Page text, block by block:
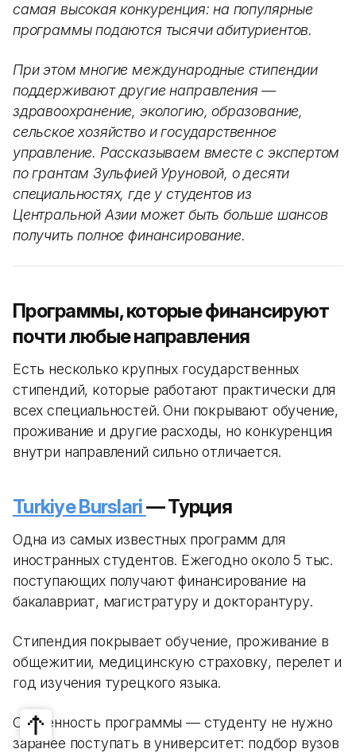
самая высокая конкуренция: на популярные
программы подаются тысячи абитуриентов.
При этом многие международные стипендии
поддерживают другие направления —
здравоохранение, экологию, образование,
сельское хозяйство и государственное
управление. Рассказываем вместе с экспертом
по грантам Зульфией Уруновой, о десяти
специальностях, где у студентов из
Центральной Азии может быть больше шансов
получить полное финансирование.
Программы, которые финансируют
почти любые направления
Есть несколько крупных государственных
стипендий, которые работают практически для
всех специальностей. Они покрывают обучение,
проживание и другие расходы, но конкуренция
внутри направлений сильно отличается.
Turkiye Burslari— Турция
Одна из самых известных программ для
иностранных студентов. Ежегодно около 5 тыс.
поступающих получают финансирование на
бакалавриат, магистратуру и докторантуру.
Стипендия покрывает обучение, проживание в
общежитии, медицинскую страховку, перелет и
год изучения турецкого языка.
Особенность программы — студенту не нужно
заранее поступать в университет: подбор вузов